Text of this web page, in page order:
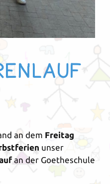
an dem Freitag
unser
an der Goetheschule